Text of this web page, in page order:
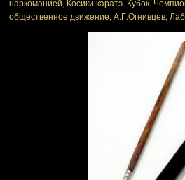
наркоманией, Косики каратэ. Кубок.
общественное движение, А.Г.Огнивцев,